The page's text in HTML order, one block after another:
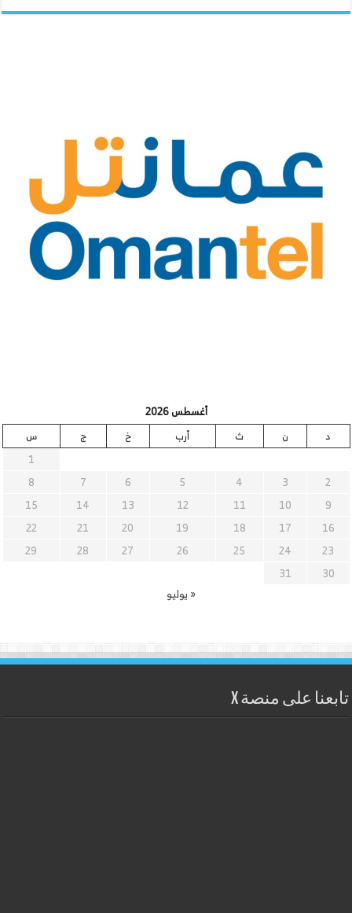
أغسطس 2026
د
ن ث أرب خ ج
س
1
2
3
4
5
6
7
8
9
10
11
12
13
14
15
16
17
18
19
20
21
22
23
24
25
26
27
28
29
30
31
« يوليو
تابعنا على منصة X